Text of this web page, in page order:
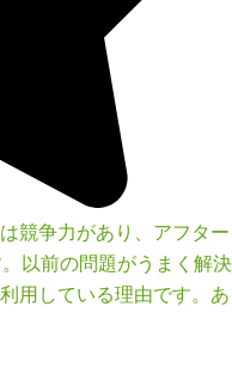
競争力があり、アフター
以前の問題がうまく解決
用している理由です。あ